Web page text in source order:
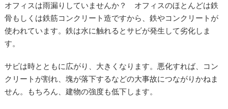
オフィスは雨漏りしていませんか？ オフィスのほとんどは鉄
骨もしくは鉄筋コンクリート造ですから、鉄やコンクリートが
使われています。鉄は水に触れるとサビが発生して劣化しま
す。
サビは時とともに広がり、大きくなります。悪化すれば、コン
クリートが割れ、塊が落下するなどの大事故につながりかねま
せん。もちろん、建物の強度も低下します。